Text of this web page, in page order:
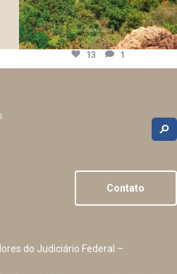
13 1
Contato
do Judiciário Federal –